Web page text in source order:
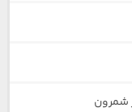
شمرون